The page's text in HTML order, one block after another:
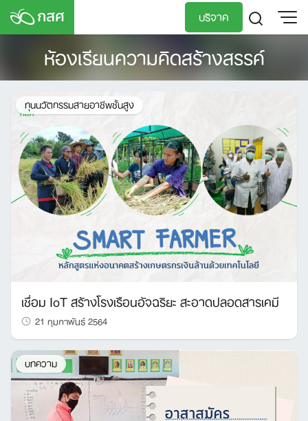
Skip
บริจาค
TH
ห้องเรียนความคิดสร้างสรรค์
ทุนนวัตกรรมสายอาชีพชั้นสูง
เชื่อม IoT สร้างโรงเรือนอัจฉริยะ สะอาดปลอดสารเคมี
21 กุมภาพันธ์ 2564
บทความ